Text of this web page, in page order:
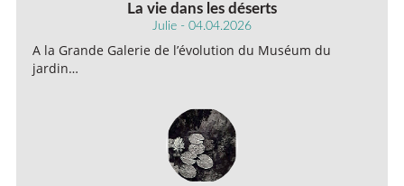
La vie dans les déserts
Julie - 04.04.2026
A la Grande Galerie de l’évolution du Muséum du
jardin…